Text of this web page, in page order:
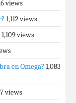
views
1,112 views
1,109 views
en Omega? 1,083
views